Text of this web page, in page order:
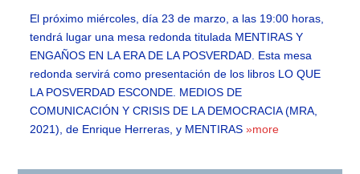
El próximo miércoles, día 23 de marzo, a las 19:00 horas,
tendrá lugar una mesa redonda titulada MENTIRAS Y
ENGAÑOS EN LA ERA DE LA POSVERDAD. Esta mesa
redonda servirá como presentación de los libros LO QUE
LA POSVERDAD ESCONDE. MEDIOS DE
COMUNICACIÓN Y CRISIS DE LA DEMOCRACIA (MRA,
2021), de Enrique Herreras, y MENTIRAS»more